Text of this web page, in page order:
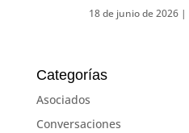
18 de junio de 2026|
Categorías
Asociados
Conversaciones